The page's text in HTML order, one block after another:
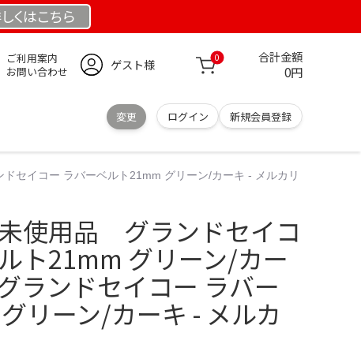
くはこちら
ご利用案内
お問い合わせ
ゲスト様 0 合計金額
0円
変更 ログイン 新規会員登録
イコー ラバーベルト21mm グリーン/カーキ - メルカリ
使用品 グランドセイコ
ト21mm グリーン/カー
ランドセイコー ラバー
リーン/カーキ - メルカ